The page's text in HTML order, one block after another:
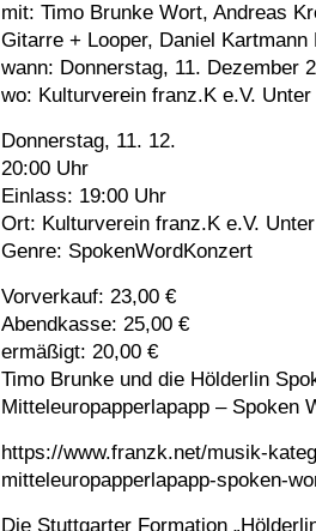
mit: Timo Brunke Wort, Andreas
Gitarre + Looper, Daniel
wann: Donnerstag, 11. Dezember
wo: Kulturverein franz.K e.V.
Donnerstag, 11. 12.
20:00 Uhr
Einlass: 19:00 Uhr
Ort: Kulturverein franz.K e.V.
Genre: SpokenWordKonzert
Vorverkauf: 23,00 €
Abendkasse: 25,00 €
ermäßigt: 20,00 €
Timo Brunke und die Hölderlin
Mitteleuropapperlapapp – Spoken
https://www.franzk.net/musik-
mitteleuropapperlapapp-spoken-
Die Stuttgarter Formation